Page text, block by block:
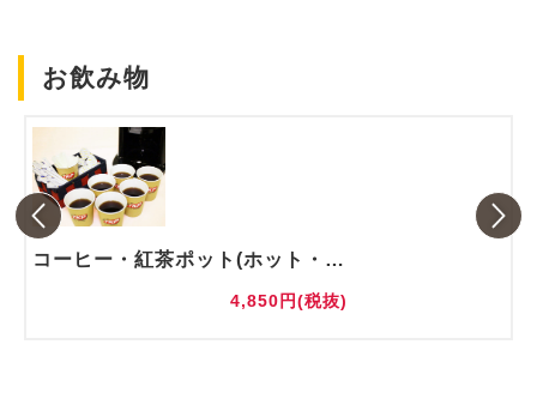
お飲み物
コーヒー・紅茶ポット(ホット・アイス)
4,850円(税抜)